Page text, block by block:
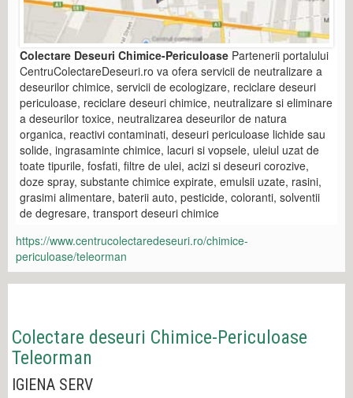
Colectare Deseuri Chimice-Periculoase Partenerii portalului
CentruColectareDeseuri.ro va ofera servicii de neutralizare a
deseurilor chimice, servicii de ecologizare, reciclare deseuri
periculoase, reciclare deseuri chimice, neutralizare si eliminare
a deseurilor toxice, neutralizarea deseurilor de natura
organica, reactivi contaminati, deseuri periculoase lichide sau
solide, ingrasaminte chimice, lacuri si vopsele, uleiul uzat de
toate tipurile, fosfati, filtre de ulei, acizi si deseuri corozive,
doze spray, substante chimice expirate, emulsii uzate, rasini,
grasimi alimentare, baterii auto, pesticide, coloranti, solventii
de degresare, transport deseuri chimice
https://www.centrucolectaredeseuri.ro/chimice-
periculoase/teleorman
Colectare deseuri Chimice-Periculoase
Teleorman
IGIENA SERV